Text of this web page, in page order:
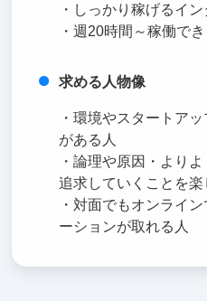
・しっかり稼げるイ
・週20時間～稼働で
求める人物像
・環境やスタートア
がある人
・論理や原因・より
追求していくことを楽
・対面でもオンライ
ーションが取れる人